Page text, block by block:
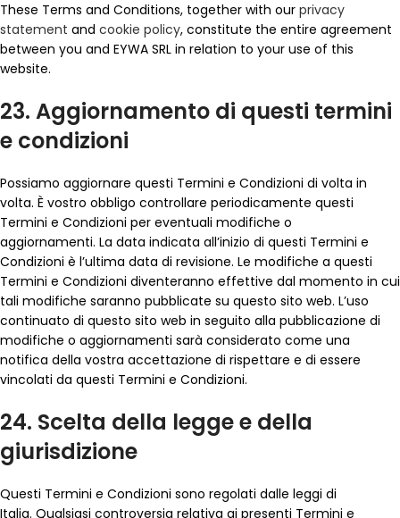
These Terms and Conditions, together with our privacy
statement and cookie policy, constitute the entire agreement
between you and EYWA SRL in relation to your use of this
website.
23. Aggiornamento di questi termini
e condizioni
Possiamo aggiornare questi Termini e Condizioni di volta in
volta. È vostro obbligo controllare periodicamente questi
Termini e Condizioni per eventuali modifiche o
aggiornamenti. La data indicata all’inizio di questi Termini e
Condizioni è l’ultima data di revisione. Le modifiche a questi
Termini e Condizioni diventeranno effettive dal momento in cui
tali modifiche saranno pubblicate su questo sito web. L’uso
continuato di questo sito web in seguito alla pubblicazione di
modifiche o aggiornamenti sarà considerato come una
notifica della vostra accettazione di rispettare e di essere
vincolati da questi Termini e Condizioni.
24. Scelta della legge e della
giurisdizione
Questi Termini e Condizioni sono regolati dalle leggi di
Italia. Qualsiasi controversia relativa ai presenti Termini e